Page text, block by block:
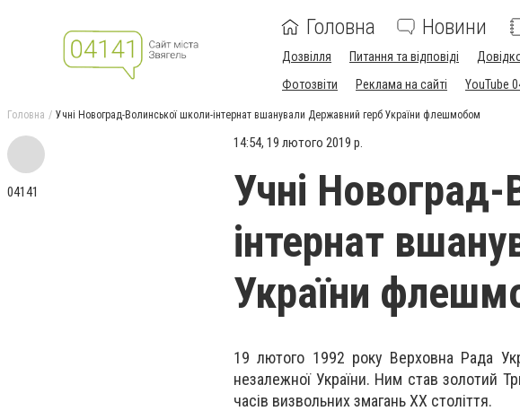
Головна Новини
Дозвілля Питання та відповіді
Фотозвіти
Реклама на сайті YouTube
Головна Учні Новоград-Волинської школи-інтернат вшанували Державний герб України флешмобом
04141
14:54, 19 лютого 2019 р.
Учні
інтернат
України
19 лютого 1992 року Верховна Рада
незалежної України. Ним став золотий
часів визвольних змагань XX століття.